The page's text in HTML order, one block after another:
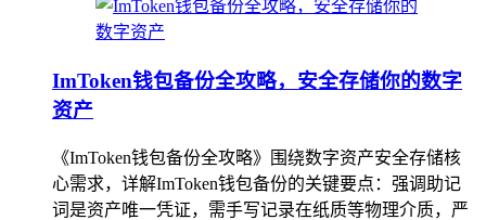
ImToken钱包备份全攻略，安全存储你的数字
资产
《ImToken钱包备份全攻略》围绕数字资产安全存储核
心需求，详解ImToken钱包备份的关键要点：强调助记
词是资产唯一凭证，需手写记录在纸质等物理介质，严